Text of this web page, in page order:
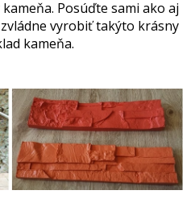
Posúďte sami ako aj
vyrobiť takýto krásny
kameňa.